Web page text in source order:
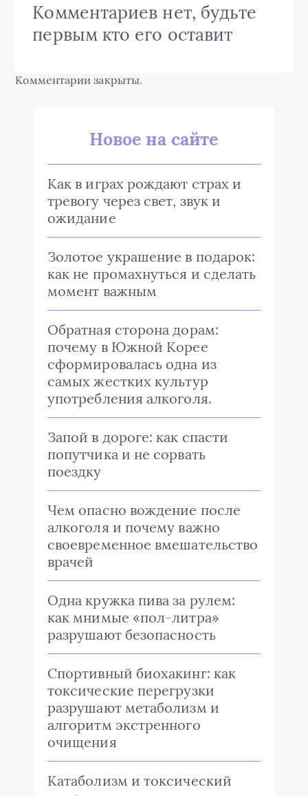
Комментариев нет, будьте
первым кто его оставит
Комментарии закрыты.
Новое на сайте
Как в играх рождают страх и
тревогу через свет, звук и
ожидание
Золотое украшение в подарок:
как не промахнуться и сделать
момент важным
Обратная сторона дорам:
почему в Южной Корее
сформировалась одна из
самых жестких культур
употребления алкоголя.
Запой в дороге: как спасти
попутчика и не сорвать
поездку
Чем опасно вождение после
алкоголя и почему важно
своевременное вмешательство
врачей
Одна кружка пива за рулем:
как мнимые «пол-литра»
разрушают безопасность
Спортивный биохакинг: как
токсические перегрузки
разрушают метаболизм и
алгоритм экстренного
очищения
Катаболизм и токсический